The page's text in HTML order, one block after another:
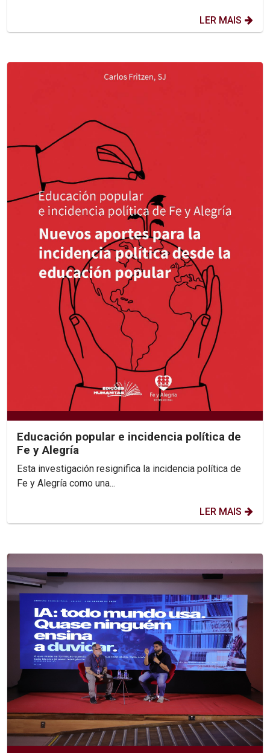
LER MAIS
Educación popular e incidencia política de
Fe y Alegría
Esta investigación resignifica la incidencia política de
Fe y Alegría como una...
LER MAIS